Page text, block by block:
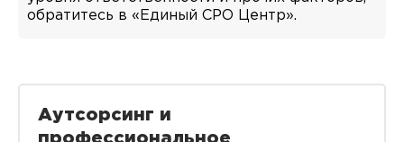
обратитесь в «Единый СРО Центр».
Аутсорсинг и
профессиональное